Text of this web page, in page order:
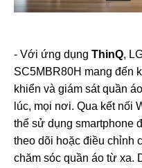
- Với ứng dụng ThinQ,
SC5MBR80H mang đến
khiển và giám sát quần
lúc, mọi nơi. Qua kết nối
thể sử dụng smartphone
theo dõi hoặc điều chỉnh
chăm sóc quần áo từ xa.